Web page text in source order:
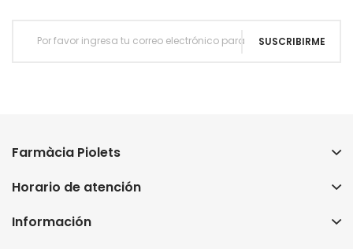
SUSCRIBIRME
Farmàcia Piolets
Horario de atención
Información